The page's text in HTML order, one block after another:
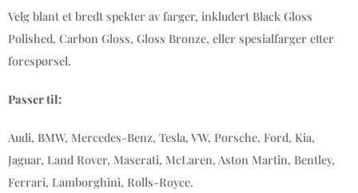
Velg blant et bredt spekter av farger, inkludert Black Gloss
Polished, Carbon Gloss, Gloss Bronze, eller spesialfarger etter
forespørsel.
Passer til:
Audi, BMW, Mercedes-Benz, Tesla, VW, Porsche, Ford, Kia,
Jaguar, Land Rover, Maserati, McLaren, Aston Martin, Bentley,
Ferrari, Lamborghini, Rolls-Royce.